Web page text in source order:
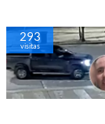
293
visitas